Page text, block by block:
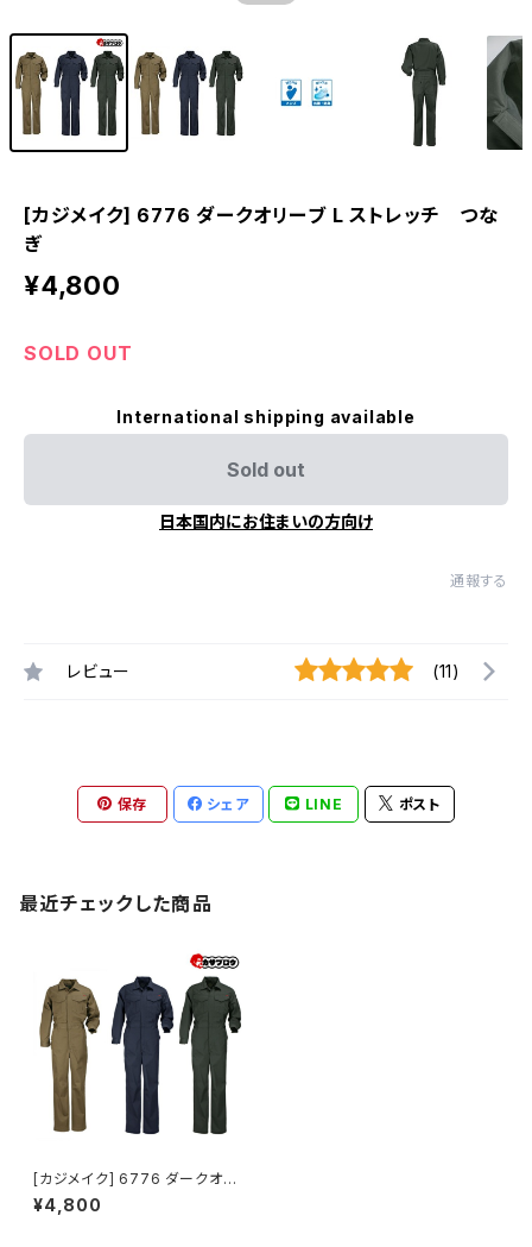
[カジメイク] 6776 ダークオリーブ L ストレッチ つな
ぎ
¥4,800
SOLD OUT
International shipping available
Sold out
日本国内にお住まいの方向け
通報する
レビュー (11)
保存 シェア LINE ポスト
最近チェックした商品
[カジメイク] 6776 ダークオリ
ーブ L ストレッチ つなぎ
¥4,800